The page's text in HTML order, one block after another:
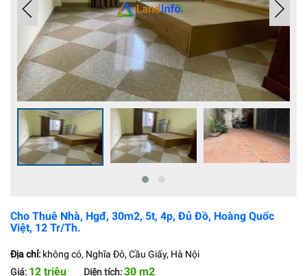
Cho Thuê Nhà, Hgđ, 30m2, 5t, 4p, Đủ Đồ, Hoàng Quốc
Việt, 12 Tr/th.
Địa chỉ: không có, Nghĩa Đô, Cầu Giấy, Hà Nội
Giá: 12 triệu Diện tích:30 m2